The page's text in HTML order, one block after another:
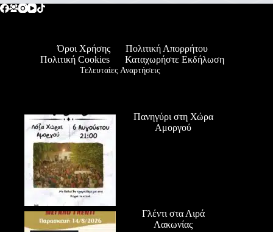
Όροι Χρήσης
Πολιτική Απορρήτου
Πολιτική Cookies
Καταχωρήστε Εκδήλωση
Τελευταίες Αναρτήσεις
Πανηγύρι στη Χώρα
Αμοργού
Γλέντι στα Λιρά
Λακωνίας